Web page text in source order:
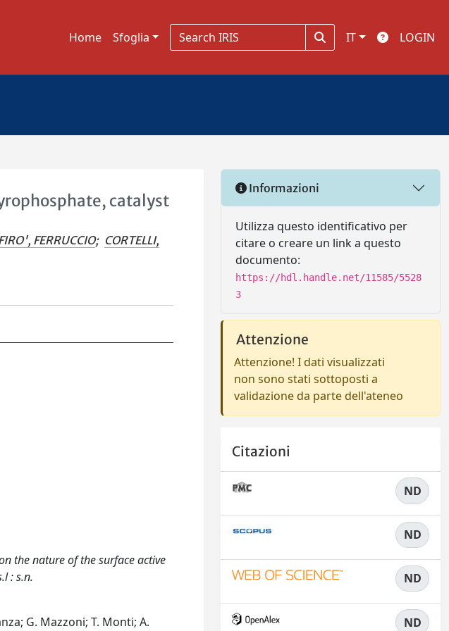
Home Sfoglia IT LOGIN
catalyst
FERRUCCIO; CORTELLI,
the nature of the surface active
: s.n.
G. Mazzoni; T. Monti; A.
Informazioni
Utilizza questo identificativo per
citare o creare un link a questo
documento:
https://hdl.handle.net/11585/5528
3
Attenzione
Attenzione! I dati visualizzati
non sono stati sottoposti a
validazione da parte dell'ateneo
Citazioni
ND
ND
ND
ND